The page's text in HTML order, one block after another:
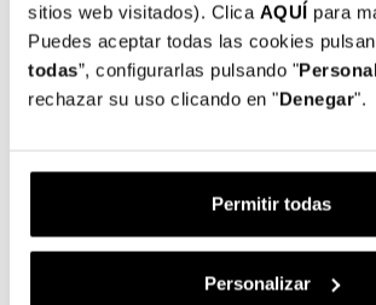
sitios web visitados). Clica AQUÍ para
Puedes aceptar todas las cookies
todas”, configurarlas pulsando "
rechazar su uso clicando en "Denegar".
Permitir todas
Personalizar
1 x Capa Bumper Compatível
Magsafe para iPhone 15
COMPLETAR A SUA
Protetor de Ecrã Completo
para iPhone 15 Plus